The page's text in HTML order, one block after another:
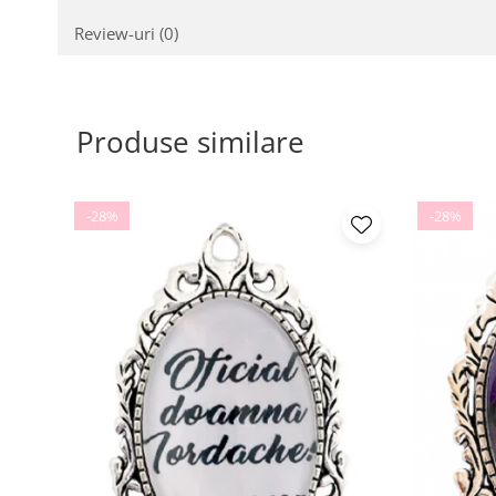
Review-uri (0)
Produse similare
-28% -28%